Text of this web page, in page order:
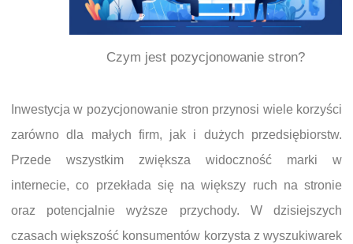
Czym jest pozycjonowanie stron?
Inwestycja w pozycjonowanie stron przynosi wiele korzyści
zarówno dla małych firm, jak i dużych przedsiębiorstw.
Przede wszystkim zwiększa widoczność marki w
internecie, co przekłada się na większy ruch na stronie
oraz potencjalnie wyższe przychody. W dzisiejszych
czasach większość konsumentów korzysta z wyszukiwarek